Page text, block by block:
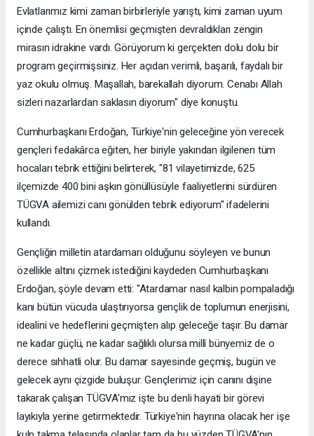
Evlatlarımız kimi zaman birbirleriyle yarıştı, kimi zaman uyum
içinde çalıştı. En önemlisi geçmişten devraldıkları zengin
mirasın idrakine vardı. Görüyorum ki gerçekten dolu dolu bir
program geçirmişsiniz. Her açıdan verimli, başarılı, faydalı bir
yaz okulu olmuş. Maşallah, barekallah diyorum. Cenabı Allah
sizleri nazarlardan saklasın diyorum" diye konuştu.
Cumhurbaşkanı Erdoğan, Türkiye'nin geleceğine yön verecek
gençleri fedakârca eğiten, her biriyle yakından ilgilenen tüm
hocaları tebrik ettiğini belirterek, "81 vilayetimizde, 625
ilçemizde 400 bini aşkın gönüllüsüyle faaliyetlerini sürdüren
TÜGVA ailemizi canı gönülden tebrik ediyorum" ifadelerini
kullandı.
Gençliğin milletin atardamarı olduğunu söyleyen ve bunun
özellikle altını çizmek istediğini kaydeden Cumhurbaşkanı
Erdoğan, şöyle devam etti: "Atardamar nasıl kalbin pompaladığı
kanı bütün vücuda ulaştırıyorsa gençlik de toplumun enerjisini,
idealini ve hedeflerini geçmişten alıp geleceğe taşır. Bu damar
ne kadar güçlü, ne kadar sağlıklı olursa millî bünyemiz de o
derece sıhhatli olur. Bu damar sayesinde geçmiş, bugün ve
gelecek aynı çizgide buluşur. Gençlerimiz için canını dişine
takarak çalışan TÜGVA'mız işte bu denli hayati bir görevi
layıkıyla yerine getirmektedir. Türkiye'nin hayrına olacak her işe